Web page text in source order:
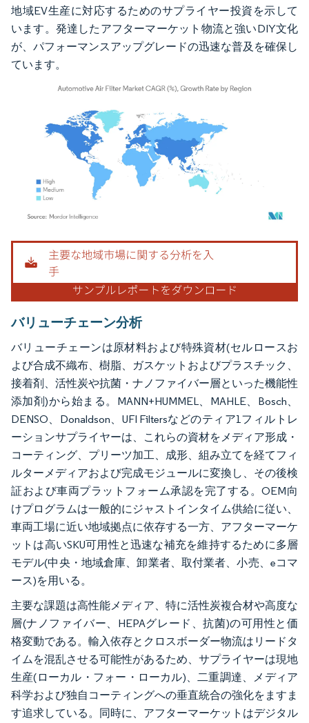
地域EV生産に対応するためのサプライヤー投資を示して
います。発達したアフターマーケット物流と強いDIY文化
が、パフォーマンスアップグレードの迅速な普及を確保し
ています。
画像 © Mordor Intelligence。再利用にはCC BY 4.0の表示が必要です。
バリューチェーン分析
バリューチェーンは原材料および特殊資材(セルロースお
よび合成不織布、樹脂、ガスケットおよびプラスチック、
接着剤、活性炭や抗菌・ナノファイバー層といった機能性
添加剤)から始まる。MANN+HUMMEL、MAHLE、Bosch、
DENSO、Donaldson、UFI Filtersなどのティア1フィルトレ
ーションサプライヤーは、これらの資材をメディア形成・
コーティング、プリーツ加工、成形、組み立てを経てフィ
ルターメディアおよび完成モジュールに変換し、その後検
証および車両プラットフォーム承認を完了する。OEM向
けプログラムは一般的にジャストインタイム供給に従い、
車両工場に近い地域拠点に依存する一方、アフターマーケ
ットは高いSKU可用性と迅速な補充を維持するために多層
モデル(中央・地域倉庫、卸業者、取付業者、小売、eコマ
ース)を用いる。
主要な課題は高性能メディア、特に活性炭複合材や高度な
層(ナノファイバー、HEPAグレード、抗菌)の可用性と価
格変動である。輸入依存とクロスボーダー物流はリードタ
イムを混乱させる可能性があるため、サプライヤーは現地
生産(ローカル・フォー・ローカル)、二重調達、メディア
科学および独自コーティングへの垂直統合の強化をますま
す追求している。同時に、アフターマーケットはデジタル